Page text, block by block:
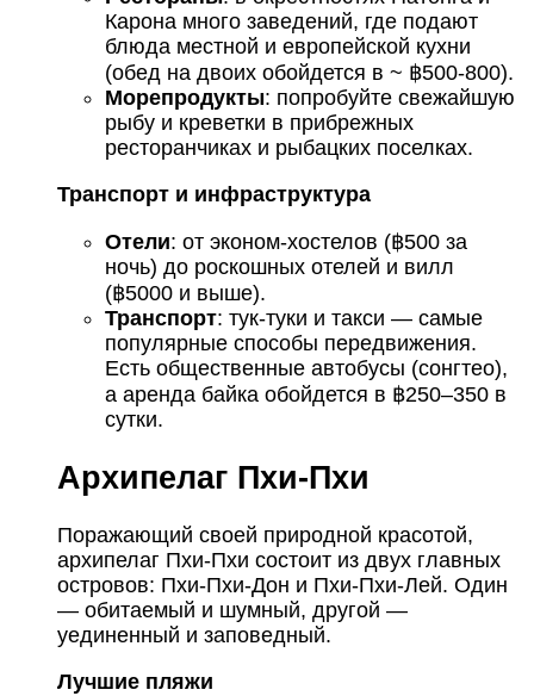
Карона много заведений, где подают
блюда местной и европейской кухни
(обед на двоих обойдется в ~ ฿500-800).
Морепродукты: попробуйте свежайшую
рыбу и креветки в прибрежных
ресторанчиках и рыбацких поселках.
Транспорт и инфраструктура
Отели: от эконом-хостелов (฿500 за
ночь) до роскошных отелей и вилл
(฿5000 и выше).
Транспорт: тук-туки и такси — самые
популярные способы передвижения.
Есть общественные автобусы (сонгтео),
а аренда байка обойдется в ฿250–350 в
сутки.
Архипелаг Пхи-Пхи
Поражающий своей природной красотой,
архипелаг Пхи-Пхи состоит из двух главных
островов: Пхи-Пхи-Дон и Пхи-Пхи-Лей. Один
— обитаемый и шумный, другой —
уединенный и заповедный.
Лучшие пляжи